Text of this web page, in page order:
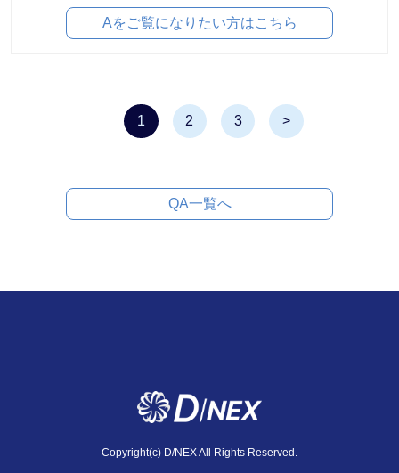
Aをご覧になりたい方はこちら
1 2 3 >
QA一覧へ
Copyright(c) D/NEX All Rights Reserved.